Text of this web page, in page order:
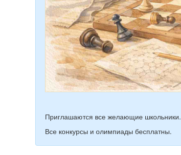
Приглашаются все желающие школьники.
Все конкурсы и олимпиады бесплатны.